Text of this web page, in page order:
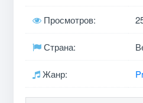
Просмотров:
Страна:
Жанр: